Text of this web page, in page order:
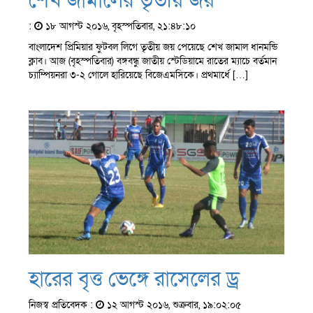
:
১৮ আগস্ট ২০১৬, বৃহস্পতিবার, ২১:৪৮:১০
বাংলাদেশ প্রিমিয়ার ফুটবল লিগে তৃতীয় জয় পেয়েছে শেখ জামাল ধানমন্ডি
ক্লাব। আজ (বৃহস্পতিবার) বঙ্গবন্ধু জাতীয় স্টেডিয়ামে রাতের ম্যাচে বর্তমান
চ্যাম্পিয়নরা ৩-২ গোলে হারিয়েছে বিজেএমসিকে। প্রথমার্ধে […]
হারের বৃত্ত ভেঙ্গে রাসেলের ড্র
নিজস্ব প্রতিবেদক : ১২ আগস্ট ২০১৬, শুক্রবার, ১৯:০২:০৫